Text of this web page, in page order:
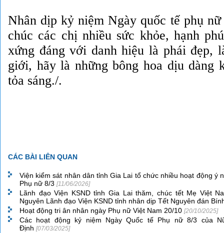
Nhân dịp kỷ niệm Ngày quốc tế phụ
chúc các chị nhiều sức khỏe, hạnh
xứng đáng với danh hiệu là phái đẹp,
giới, hãy là những bông hoa dịu dàng
tỏa sáng./.
CÁC BÀI LIÊN QUAN
Viện kiểm sát nhân dân tỉnh Gia Lai tổ chức nhiều hoạt động ý
Phụ nữ 8/3 [11/06/2026]
Lãnh đạo Viện KSND tỉnh Gia Lai thăm, chúc tết Mẹ Việt
Nguyên Lãnh đạo Viện KSND tỉnh nhân dịp Tết Nguyên đán
Hoạt động tri ân nhân ngày Phụ nữ Việt Nam 20/10 [20/10/2025]
Các hoạt động kỷ niệm Ngày Quốc tế Phụ nữ 8/3 của
Định [07/03/2025]